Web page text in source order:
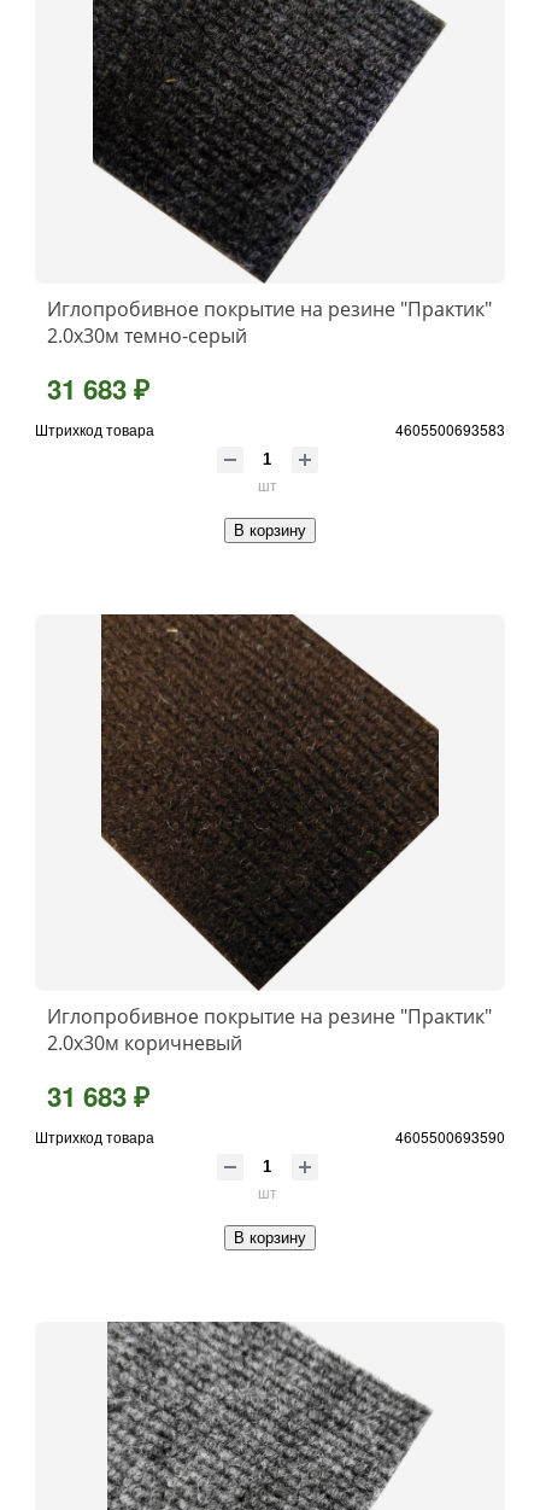
Иглопробивное покрытие на резине "Практик"
2.0x30м темно-серый
31 683 ₽
Штрихкод товара 4605500693583
шт
В корзину
Иглопробивное покрытие на резине "Практик"
2.0x30м коричневый
31 683 ₽
Штрихкод товара 4605500693590
шт
В корзину